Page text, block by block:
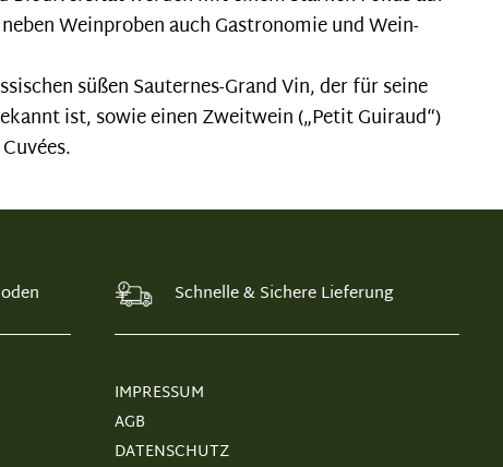
Weinproben auch Gastronomie und Wein-
süßen Sauternes-Grand Vin, der für seine
ist, sowie einen Zweitwein („Petit Guiraud“)
Schnelle & Sichere Lieferung
IMPRESSUM
AGB
DATENSCHUTZ